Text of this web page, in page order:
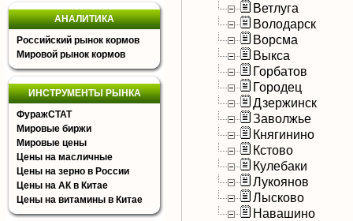
АНАЛИТИКА
Российский рынок кормов
Мировой рынок кормов
ИНСТРУМЕНТЫ РЫНКА
ФуражСТАТ
Мировые биржи
Мировые цены
Цены на масличные
Цены на зерно в России
Цены на АК в Китае
Цены на витамины в Китае
Ветлуга
Володарск
Ворсма
Выкса
Горбатов
Городец
Дзержинск
Заволжье
Княгинино
Кстово
Кулебаки
Лукоянов
Лысково
Навашино